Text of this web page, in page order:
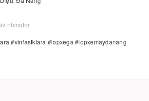
#vinfastklara #lopxega #lopxemaydanang